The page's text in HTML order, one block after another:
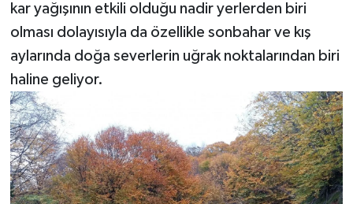
kar yağışının etkili olduğu nadir yerlerden biri
olması dolayısıyla da özellikle sonbahar ve kış
aylarında doğa severlerin uğrak noktalarından biri
haline geliyor.